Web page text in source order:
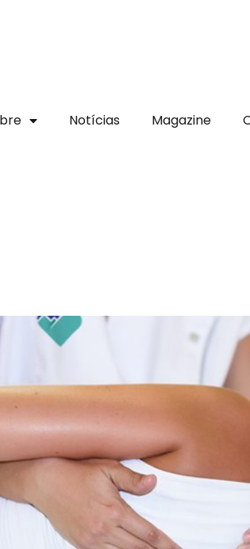
Notícias Magazine